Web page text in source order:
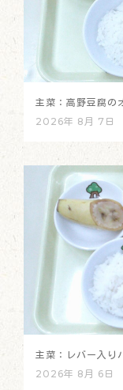
主菜：高野豆腐の
2026年 8月 7日
主菜：レバー入り
2026年 8月 6日